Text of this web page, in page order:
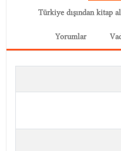
Türkiye dışından kitap
Yorumlar